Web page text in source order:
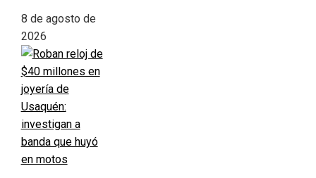
8 de agosto de
2026